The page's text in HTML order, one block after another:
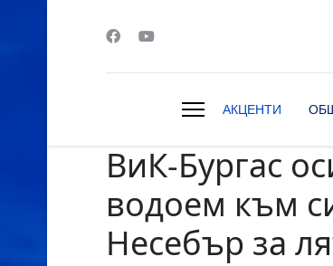
АКЦЕНТИ
ВиК-Бургас
водоем към
Несебър за